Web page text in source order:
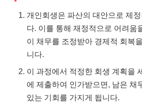
개인회생은 파산의 대안으로 제
다. 이를 통해 재정적으로 어려움
이 채무를 조정받아 경제적 회복
니다.
이 과정에서 적정한 회생 계획을
에 제출하여 인가받으면, 남은 채
있는 기회를 가지게 됩니다.